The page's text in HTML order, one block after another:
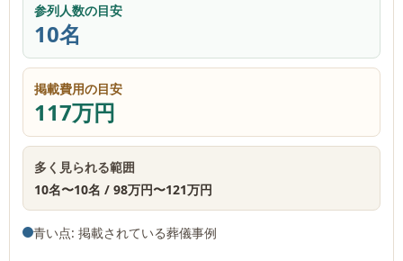
参列人数の目安
10名
掲載費用の目安
117万円
多く見られる範囲
10名〜10名 / 98万円〜121万円
青い点: 掲載されている葬儀事例